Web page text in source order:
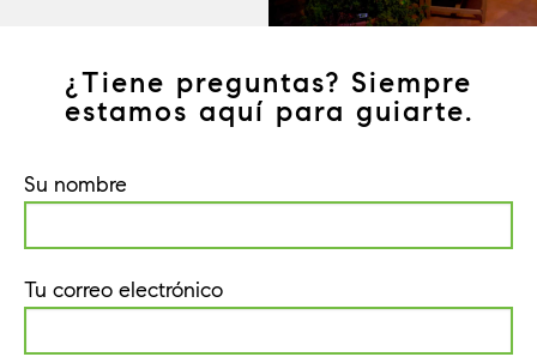
¿Tiene preguntas? Siempre
estamos aquí para guiarte.
Su nombre
Tu correo electrónico